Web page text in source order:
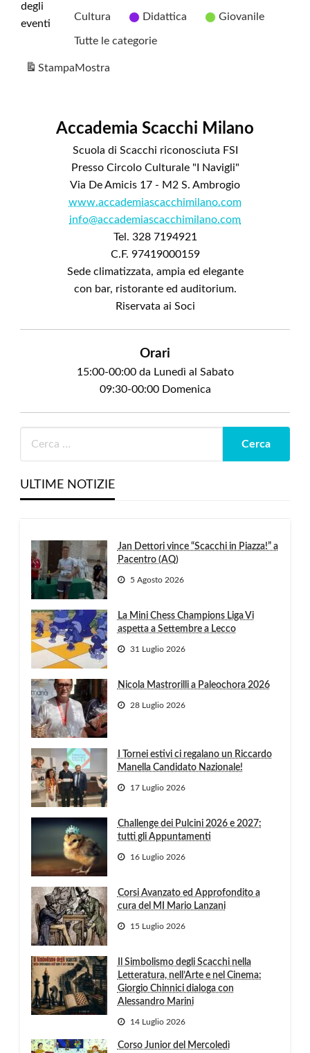
degli
eventi
Cultura Didattica Giovanile
Tutte le categorie
StampaMostra
Accademia Scacchi Milano
Scuola di Scacchi riconosciuta FSI
Presso Circolo Culturale "I Navigli"
Via De Amicis 17 - M2 S. Ambrogio
www.accademiascacchimilano.com
info@accademiascacchimilano.com
Tel. 328 7194921
C.F. 97419000159
Sede climatizzata, ampia ed elegante
con bar, ristorante ed auditorium.
Riservata ai Soci
Orari
15:00-00:00 da Lunedì al Sabato
09:30-00:00 Domenica
ULTIME NOTIZIE
Jan Dettori vince “Scacchi in Piazza!” a
Pacentro (AQ)
5 Agosto 2026
La Mini Chess Champions Liga Vi
aspetta a Settembre a Lecco
31 Luglio 2026
Nicola Mastrorilli a Paleochora 2026
28 Luglio 2026
I Tornei estivi ci regalano un Riccardo
Manella Candidato Nazionale!
17 Luglio 2026
Challenge dei Pulcini 2026 e 2027:
tutti gli Appuntamenti
16 Luglio 2026
Corsi Avanzato ed Approfondito a
cura del MI Mario Lanzani
15 Luglio 2026
Il Simbolismo degli Scacchi nella
Letteratura, nell’Arte e nel Cinema:
Giorgio Chinnici dialoga con
Alessandro Marini
14 Luglio 2026
Corso Junior del Mercoledì